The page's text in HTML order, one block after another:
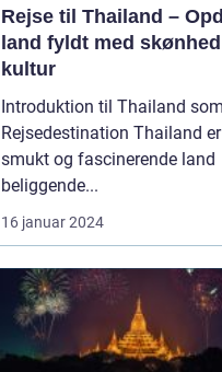
Rejse til Thailand –
land fyldt med
kultur
Introduktion til Thailand
Rejsedestination Thailand er et
smukt og fascinerende land
beliggende...
16 januar 2024